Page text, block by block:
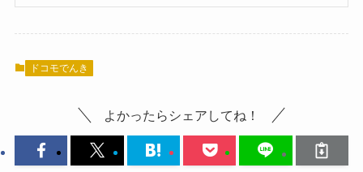
ドコモでんき
よかったらシェアしてね！